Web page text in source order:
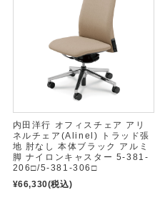
内田洋行 オフィスチェア アリ
ネルチェア(Alinel) トラッド張
地 肘なし 本体ブラック アルミ
脚 ナイロンキャスター 5-381-
206□/5-381-306□
¥66,330(税込)